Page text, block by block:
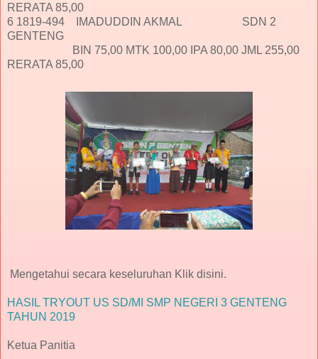
RERATA 85,00
6 1819-494 IMADUDDIN AKMAL SDN 2
GENTENG
BIN 75,00 MTK 100,00 IPA 80,00 JML 255,00
RERATA 85,00
Mengetahui secara keseluruhan Klik disini.
HASIL TRYOUT US SD/MI SMP NEGERI 3 GENTENG
TAHUN 2019
Ketua Panitia